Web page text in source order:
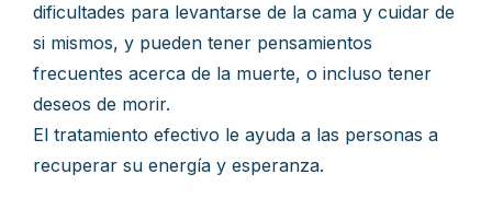
dificultades para levantarse de la cama y cuidar de
si mismos, y pueden tener pensamientos
frecuentes acerca de la muerte, o incluso tener
deseos de morir.
El tratamiento efectivo le ayuda a las personas a
recuperar su energía y esperanza.